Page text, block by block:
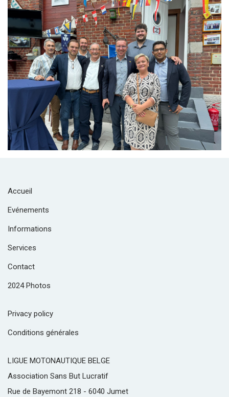
ARMCHAIR
Accueil
Evénements
Informations
Services
Contact
2024 Photos
Privacy policy
Conditions générales
LIGUE MOTONAUTIQUE BELGE
Association Sans But Lucratif
Rue de Bayemont 218 - 6040 Jumet